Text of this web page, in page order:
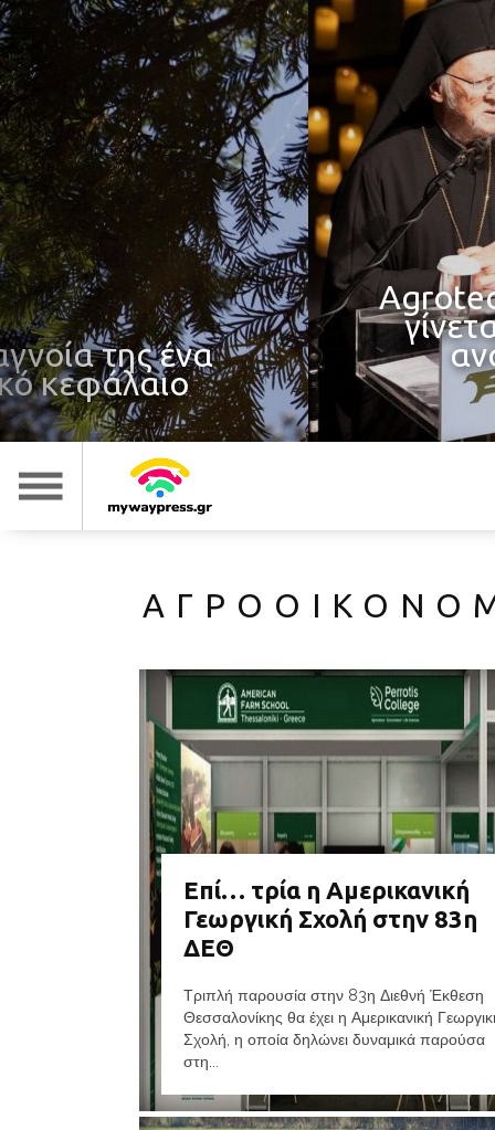
ένα
90
γίνεται
ανάπτυξη
Επί… τρία η Αμερικανική
Γεωργική Σχολή στην 83η
ΔΕΘ
Τριπλή παρουσία στην 83η Διεθνή Έκθεση
Θεσσαλονίκης θα έχει η Αμερικανική
Σχολή, η οποία δηλώνει δυναμικά παρούσα
στη...